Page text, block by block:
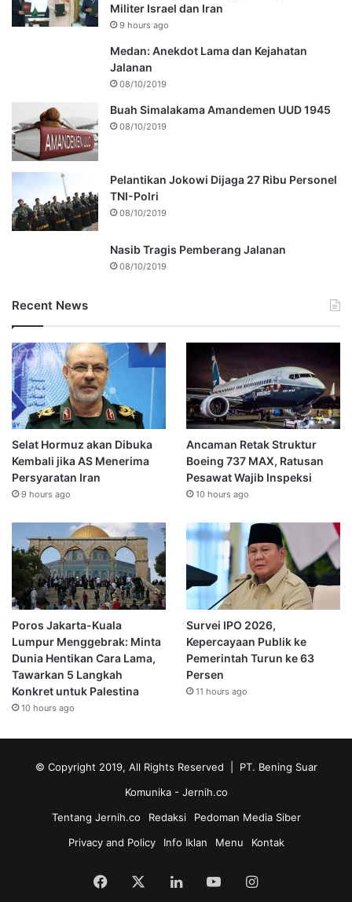
Militer Israel dan Iran
9 hours ago
Medan: Anekdot Lama dan Kejahatan
Jalanan
08/10/2019
Buah Simalakama Amandemen UUD 1945
08/10/2019
Pelantikan Jokowi Dijaga 27 Ribu Personel
TNI-Polri
08/10/2019
Nasib Tragis Pemberang Jalanan
08/10/2019
Recent News
Selat Hormuz akan Dibuka
Kembali jika AS Menerima
Persyaratan Iran
9 hours ago
Ancaman Retak Struktur
Boeing 737 MAX, Ratusan
Pesawat Wajib Inspeksi
10 hours ago
Poros Jakarta-Kuala
Lumpur Menggebrak: Minta
Dunia Hentikan Cara Lama,
Tawarkan 5 Langkah
Konkret untuk Palestina
10 hours ago
Survei IPO 2026,
Kepercayaan Publik ke
Pemerintah Turun ke 63
Persen
11 hours ago
© Copyright 2019, All Rights Reserved | PT. Bening Suar
Komunika - Jernih.co
Tentang Jernih.co
Redaksi
Pedoman Media Siber
Privacy and Policy
Info Iklan Menu Kontak
Facebook LinkedInYouTubeInstagram